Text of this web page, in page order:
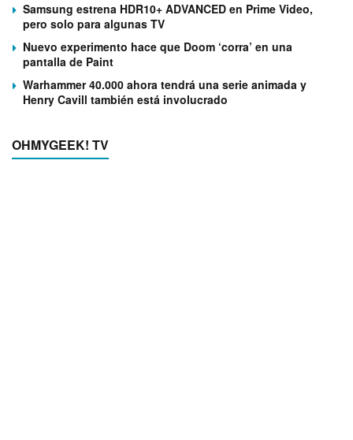
Samsung estrena HDR10+ ADVANCED en Prime Video,
pero solo para algunas TV
Nuevo experimento hace que Doom ‘corra’ en una
pantalla de Paint
Warhammer 40.000 ahora tendrá una serie animada y
Henry Cavill también está involucrado
OHMYGEEK! TV